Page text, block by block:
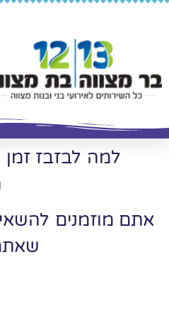
למה לבזבז
אתם מוזמנים